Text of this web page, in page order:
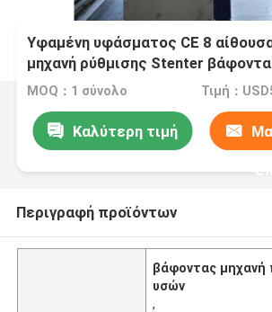
Υφαμένη υφάσματος CE 8
μηχανή ρύθμισης Stenter
αποξηραντική
MOQ：1 σύνολο Τιμή：
Καλύτερη τιμή
Περιγραφή προϊόντων
βάφοντας μηχανή
υσών
,